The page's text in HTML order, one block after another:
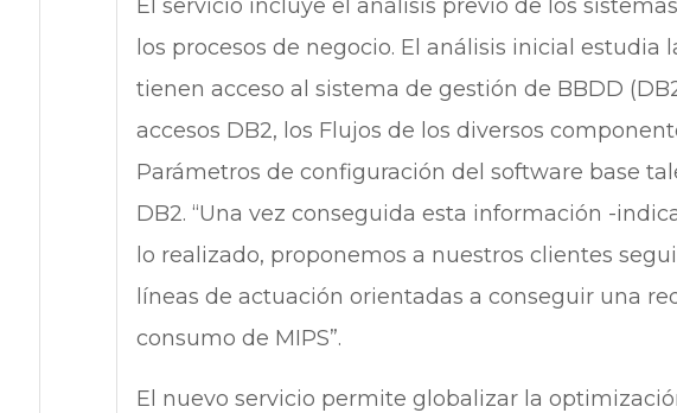
El servicio incluye el análisis previo de los
los procesos de negocio. El análisis inicial estudia
tienen acceso al sistema de gestión de BBDD
accesos DB2, los Flujos de los diversos
Parámetros de configuración del software base
DB2. “Una vez conseguida esta información -
lo realizado, proponemos a nuestros clientes
líneas de actuación orientadas a conseguir una
consumo de MIPS”.
El nuevo servicio permite globalizar la